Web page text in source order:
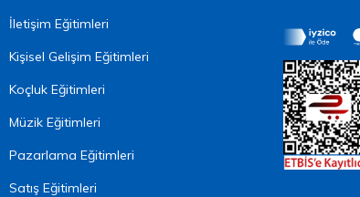
İletişim Eğitimleri
Kişisel Gelişim Eğitimleri
Koçluk Eğitimleri
Müzik Eğitimleri
Pazarlama Eğitimleri
Satış Eğitimleri